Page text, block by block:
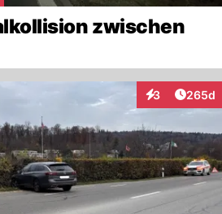
zwischen
3
Interaktionen
265d